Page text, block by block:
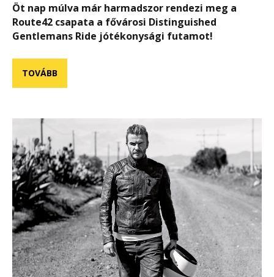
Öt nap múlva már harmadszor rendezi meg a
Route42 csapata a fővárosi Distinguished
Gentlemans Ride jótékonysági futamot!
TOVÁBB